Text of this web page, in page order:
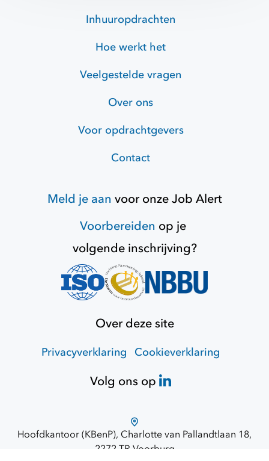
Inhuuropdrachten
Hoe werkt het
Veelgestelde vragen
Over ons
Voor opdrachtgevers
Contact
Meld je aan voor onzeJob Alert
Voorbereiden op je
volgende inschrijving?
Over deze site
Privacyverklaring Cookieverklaring
Volg ons op
Hoofdkantoor (KBenP), Charlotte van Pallandtlaan 18,
2272 TR Voorburg